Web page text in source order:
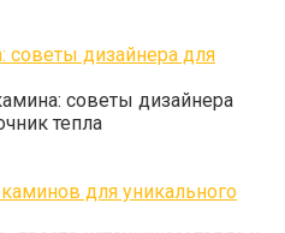
советы дизайнера для
советы дизайнера
тепла
для уникального